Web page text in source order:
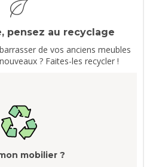
pensez au recyclage
de vos anciens meubles
? Faites-les recycler !
mobilier ?